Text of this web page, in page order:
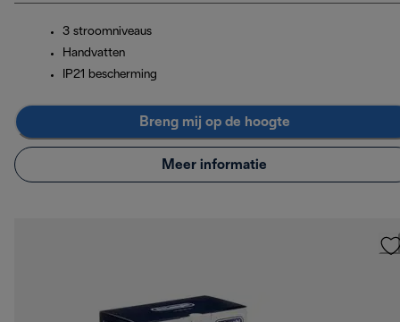
3 stroomniveaus
Handvatten
IP21 bescherming
Breng mij op de hoogte
Meer informatie